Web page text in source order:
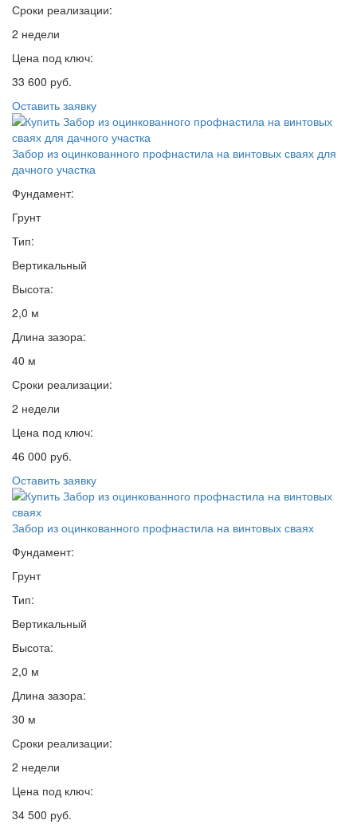
Сроки реализации:
2 недели
Цена под ключ:
33 600 руб.
Оставить заявку
Забор из оцинкованного профнастила на винтовых сваях для
дачного участка
Фундамент:
Грунт
Тип:
Вертикальный
Высота:
2,0 м
Длина зазора:
40 м
Сроки реализации:
2 недели
Цена под ключ:
46 000 руб.
Оставить заявку
Забор из оцинкованного профнастила на винтовых сваях
Фундамент:
Грунт
Тип:
Вертикальный
Высота:
2,0 м
Длина зазора:
30 м
Сроки реализации:
2 недели
Цена под ключ:
34 500 руб.